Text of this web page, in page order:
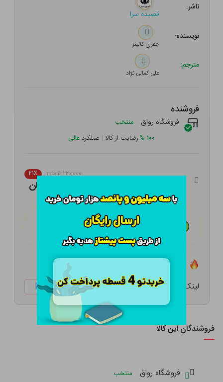
ناشر:
قصیده سرا
نویسنده:
جفری کالینز
مترجم:
علی کمالی نژاد
فروشنده
فروشگاه رواق منتخب
۱۰۰ %رضایت از کالا | عملکرد عالی
۱۲۰,۰۰۰ تومان ۲۱٪
هـر قسط با تــرب‌پــی:
تعداد ۲ عدد در انبار موجود است
لینک کوتاه: ketabtala.com/sbp-54572
فروشندگان این کالا
فروشگاه رواق
منتخب